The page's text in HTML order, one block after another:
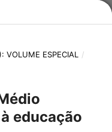
ESPECIAL
/
educação